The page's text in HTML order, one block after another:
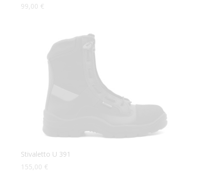
99,00 €
Stivaletto U 391
155,00 €